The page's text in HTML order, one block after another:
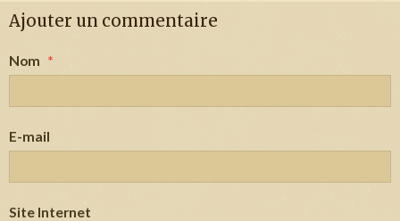
Ajouter un commentaire
Nom
E-mail
Site Internet